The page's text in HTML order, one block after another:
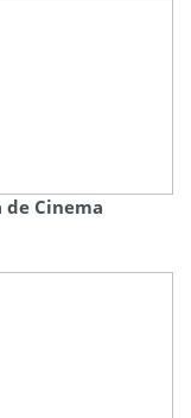
Cinema